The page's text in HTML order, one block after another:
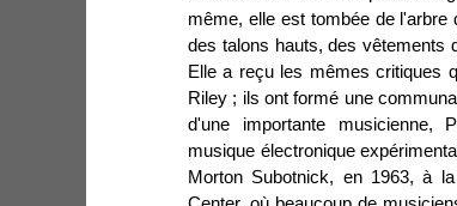
même, elle est tombée de
des talons hauts, des vêtements
Elle a reçu les mêmes critiques
Riley ; ils ont formé une
d'une importante musicienne,
musique électronique
Morton Subotnick, en 1963, à